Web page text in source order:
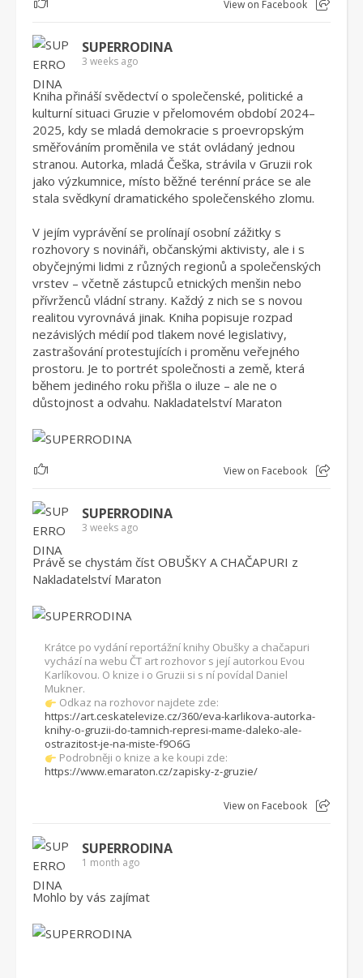
1 View on Facebook
SUPERRODINA
3 weeks ago
Kniha přináší svědectví o společenské, politické a
kulturní situaci Gruzie v přelomovém období 2024–
2025, kdy se mladá demokracie s proevropským
směřováním proměnila ve stát ovládaný jednou
stranou. Autorka, mladá Češka, strávila v Gruzii rok
jako výzkumnice, místo běžné terénní práce se ale
stala svědkyní dramatického společenského zlomu.
V jejím vyprávění se prolínají osobní zážitky s
rozhovory s novináři, občanskými aktivisty, ale i s
obyčejnými lidmi z různých regionů a společenských
vrstev – včetně zástupců etnických menšin nebo
přívrženců vládní strany. Každý z nich se s novou
realitou vyrovnává jinak. Kniha popisuje rozpad
nezávislých médií pod tlakem nové legislativy,
zastrašování protestujících i proměnu veřejného
prostoru. Je to portrét společnosti a země, která
během jediného roku přišla o iluze – ale ne o
důstojnost a odvahu. Nakladatelství Maraton
1 View on Facebook
SUPERRODINA
3 weeks ago
Právě se chystám číst OBUŠKY A CHAČAPURI z
Nakladatelství Maraton
Krátce po vydání reportážní knihy Obušky a chačapuri
vychází na webu ČT art rozhovor s její autorkou Evou
Karlíkovou. O knize i o Gruzii si s ní povídal Daniel
Mukner.
Odkaz na rozhovor najdete zde:
https://art.ceskatelevize.cz/360/eva-karlikova-autorka-
knihy-o-gruzii-do-tamnich-represi-mame-daleko-ale-
ostrazitost-je-na-miste-f9O6G
Podrobněji o knize a ke koupi zde:
https://www.emaraton.cz/zapisky-z-gruzie/
View on Facebook
SUPERRODINA
1 month ago
Mohlo by vás zajímat